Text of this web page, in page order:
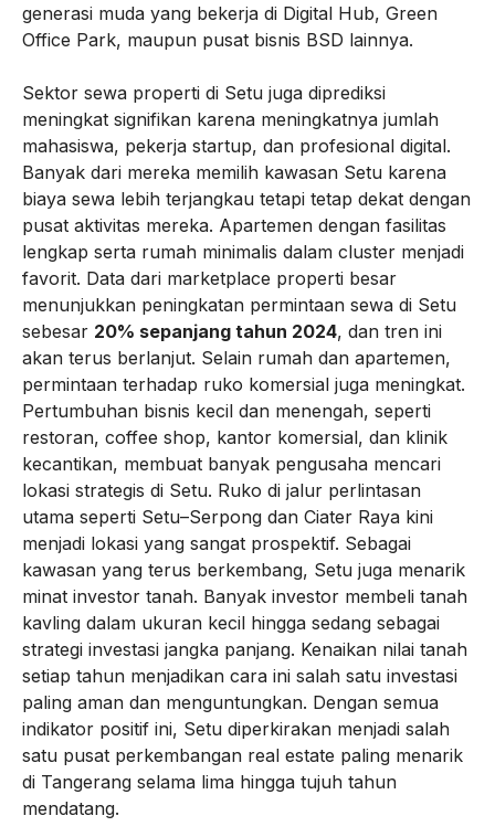
generasi muda yang bekerja di Digital Hub, Green
Office Park, maupun pusat bisnis BSD lainnya.
Sektor sewa properti di Setu juga diprediksi
meningkat signifikan karena meningkatnya jumlah
mahasiswa, pekerja startup, dan profesional digital.
Banyak dari mereka memilih kawasan Setu karena
biaya sewa lebih terjangkau tetapi tetap dekat dengan
pusat aktivitas mereka. Apartemen dengan fasilitas
lengkap serta rumah minimalis dalam cluster menjadi
favorit. Data dari marketplace properti besar
menunjukkan peningkatan permintaan sewa di Setu
sebesar 20% sepanjang tahun 2024, dan tren ini
akan terus berlanjut. Selain rumah dan apartemen,
permintaan terhadap ruko komersial juga meningkat.
Pertumbuhan bisnis kecil dan menengah, seperti
restoran, coffee shop, kantor komersial, dan klinik
kecantikan, membuat banyak pengusaha mencari
lokasi strategis di Setu. Ruko di jalur perlintasan
utama seperti Setu–Serpong dan Ciater Raya kini
menjadi lokasi yang sangat prospektif. Sebagai
kawasan yang terus berkembang, Setu juga menarik
minat investor tanah. Banyak investor membeli tanah
kavling dalam ukuran kecil hingga sedang sebagai
strategi investasi jangka panjang. Kenaikan nilai tanah
setiap tahun menjadikan cara ini salah satu investasi
paling aman dan menguntungkan. Dengan semua
indikator positif ini, Setu diperkirakan menjadi salah
satu pusat perkembangan real estate paling menarik
di Tangerang selama lima hingga tujuh tahun
mendatang.